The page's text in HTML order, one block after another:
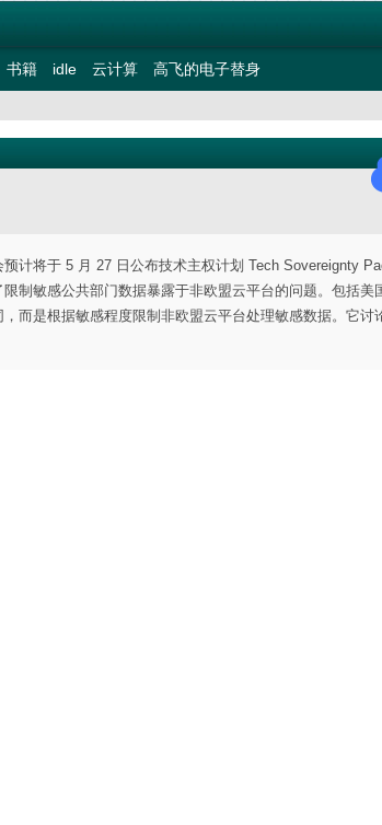
书籍 idle 云计算 高飞的电子替身
计将于 5 月 27 日公布技术主权计划 Tech Sovereignty
制敏感公共部门数据暴露于非欧盟云平台的问题。包括美
而是根据敏感程度限制非欧盟云平台处理敏感数据。它讨